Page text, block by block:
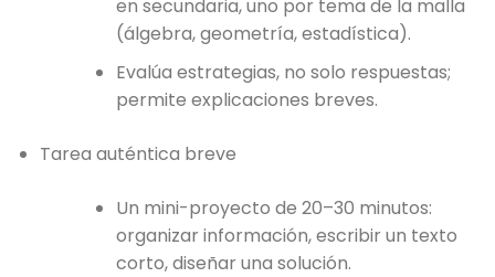
en secundaria, uno por tema de la malla
(álgebra, geometría, estadística).
Evalúa estrategias, no solo respuestas;
permite explicaciones breves.
Tarea auténtica breve
Un mini-proyecto de 20–30 minutos:
organizar información, escribir un texto
corto, diseñar una solución.